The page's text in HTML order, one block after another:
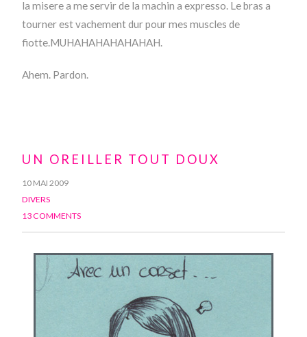
la misere a me servir de la machin a expresso. Le bras a
tourner est vachement dur pour mes muscles de
fiotte.MUHAHAHAHAHAHAH.
Ahem. Pardon.
UN OREILLER TOUT DOUX
10 MAI 2009
DIVERS
13 COMMENTS